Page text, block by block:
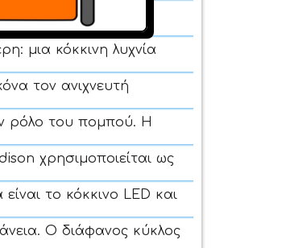
μια κόκκινη λυχνία
τον ανιχνευτή
ρόλο του πομπού. Η
χρησιμοποιείται ως
το κόκκινο LED και
Ο διάφανος κύκλος